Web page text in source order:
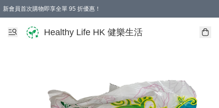
新會員首次購物即享全單 95 折優惠！
Healthy Life HK 健樂生活